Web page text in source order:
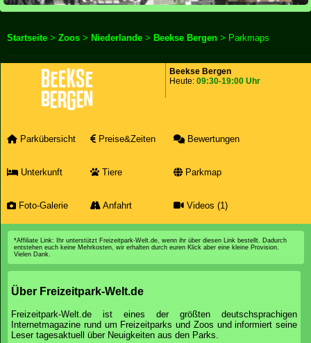
Startseite > Zoos > Niederlande > Beekse Bergen > Parkmaps
Beekse Bergen
Heute: 09:30-19:00 Uhr
Parkübersicht Preise&Zeiten Bewertungen
Unterkunft Tiere Parkmap
Foto-Galerie Anfahrt Videos (1)
*Affiliate Link: Ihr unterstützt Freizeitpark-Welt.de, wenn ihr über diesen Link bestellt. Dadurch
entstehen euch keine Mehrkosten, wir erhalten durch euren Klick aber eine kleine Provision.
Vielen Dank.
Über Freizeitpark-Welt.de
Freizeitpark-Welt.de ist eines der größten deutschsprachigen
Internetmagazine rund um Freizeitparks und Zoos und informiert seine
Leser tagesaktuell über Neuigkeiten aus den Parks.